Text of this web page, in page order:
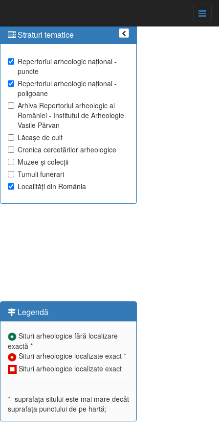
Straturi tematice
Repertoriul arheologic național -
puncte
Repertoriul arheologic național -
poligoane
Arhiva Repertoriul arheologic al
României - Institutul de Arheologie
Vasile Pârvan
Lăcașe de cult
Cronica cercetărilor arheologice
Muzee și colecții
Tumuli funerari
Localități din România
Legendă
Situri arheologice fără localizare
exactă *
Situri arheologice localizate exact *
Situri arheologice localizate exact
*- suprafața sitului este mai mare decât
suprafața punctului de pe hartă;